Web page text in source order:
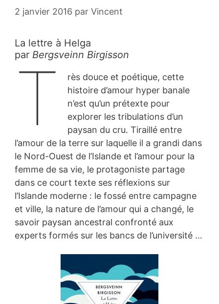
2 janvier 2016 par Vincent
La lettre à Helga
par Bergsveinn Birgisson
T
rès douce et poétique, cette
histoire d’amour hyper banale
n’est qu’un prétexte pour
explorer les tribulations d’un
paysan du cru. Tiraillé entre
l’amour de la terre sur laquelle il a grandi dans
le Nord-Ouest de l’Islande et l’amour pour la
femme de sa vie, le protagoniste partage
dans ce court texte ses réflexions sur
l’Islande moderne : le fossé entre campagne
et ville, la nature de l’amour qui a changé, le
savoir paysan ancestral confronté aux
experts formés sur les bancs de l’université …